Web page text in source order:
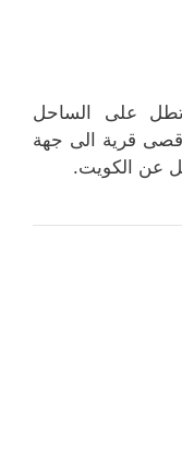
على الساحل
أقصى قرية الى جهة
عن الكويت.